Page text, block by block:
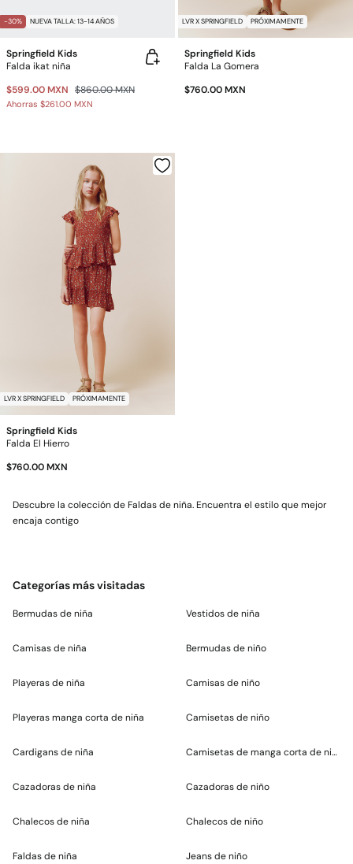
-30% NUEVA TALLA: 13-14 AÑOS
Springfield Kids
Falda ikat niña
$599.00 MXN $860.00 MXN
Ahorras $261.00 MXN
LVR X SPRINGFIELD PRÓXIMAMENTE
Springfield Kids
Falda La Gomera
$760.00 MXN
LVR X SPRINGFIELD PRÓXIMAMENTE
Springfield Kids
Falda El Hierro
$760.00 MXN
Descubre la colección de Faldas de niña. Encuentra el estilo que mejor
encaja contigo
Categorías más visitadas
Bermudas de niña
Camisas de niña
Playeras de niña
Playeras manga corta de niña
Cardigans de niña
Cazadoras de niña
Chalecos de niña
Faldas de niña
Vestidos de niña
Bermudas de niño
Camisas de niño
Camisetas de niño
Camisetas de manga corta de niño
Cazadoras de niño
Chalecos de niño
Jeans de niño